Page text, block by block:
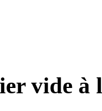
vide à